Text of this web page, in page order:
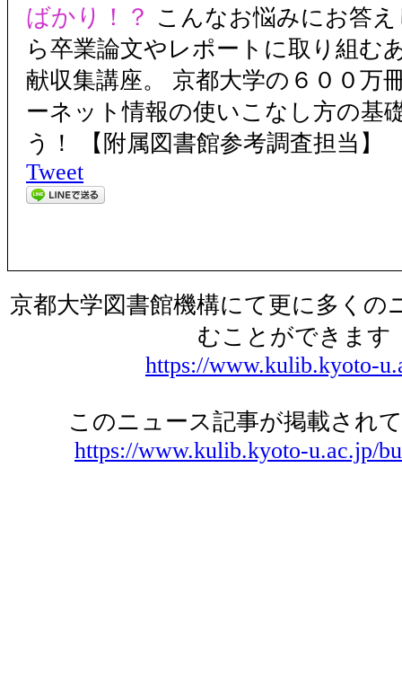
ばかり！？ こんなお悩みにお答
ら卒業論文やレポートに取り組む
献収集講座。 京都大学の６００万
ーネット情報の使いこなし方の基
う！ 【附属図書館参考調査担当】
Tweet
京都大学図書館機構にて更に多くの
むことができます
https://www.kulib.kyoto-
このニュース記事が掲載され
https://www.kulib.kyoto-u.ac.jp/